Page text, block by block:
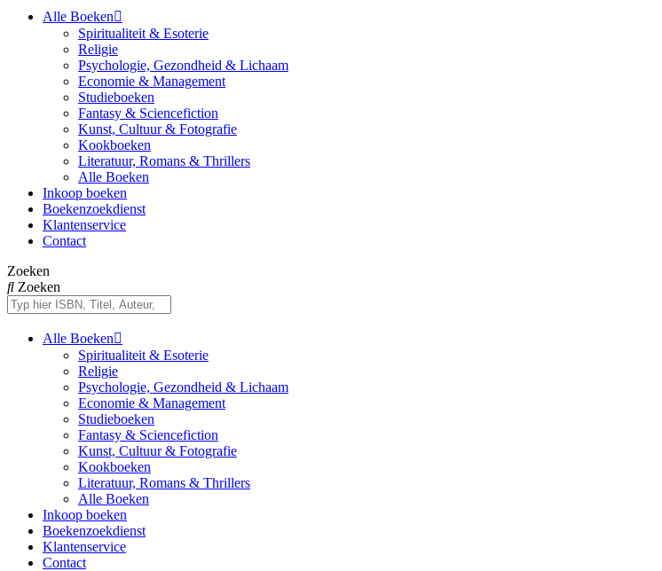
Alle Boeken
Spiritualiteit & Esoterie
Religie
Psychologie, Gezondheid & Lichaam
Economie & Management
Studieboeken
Fantasy & Sciencefiction
Kunst, Cultuur & Fotografie
Kookboeken
Literatuur, Romans & Thrillers
Alle Boeken
Inkoop boeken
Boekenzoekdienst
Klantenservice
Contact
Zoeken
Zoeken
Alle Boeken
Spiritualiteit & Esoterie
Religie
Psychologie, Gezondheid & Lichaam
Economie & Management
Studieboeken
Fantasy & Sciencefiction
Kunst, Cultuur & Fotografie
Kookboeken
Literatuur, Romans & Thrillers
Alle Boeken
Inkoop boeken
Boekenzoekdienst
Klantenservice
Contact